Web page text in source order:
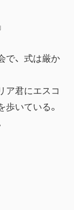
で、式は厳か
ア君にエスコ
いている。